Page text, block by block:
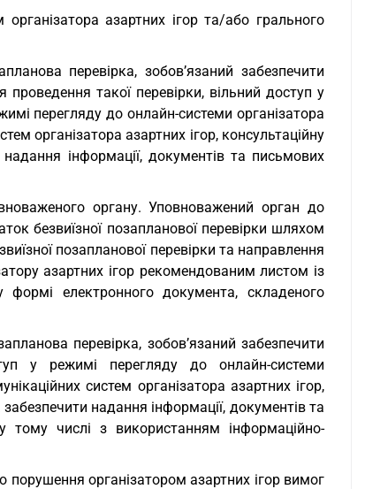
азартних ігор та/або грального
перевірка, зобов’язаний забезпечити
такої перевірки, вільний доступ у
перегляду до онлайн-системи організатора
організатора азартних ігор, консультаційну
інформації, документів та письмових
органу. Уповноважений орган до
безвиїзної позапланової перевірки шляхом
позапланової перевірки та направлення
азартних ігор рекомендованим листом із
електронного документа, складеного
перевірка, зобов’язаний забезпечити
у режимі перегляду до онлайн-системи
систем організатора азартних ігор,
надання інформації, документів та
тому числі з використанням інформаційно-
організатором азартних ігор вимог